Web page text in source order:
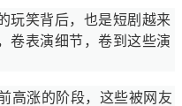
玩笑背后，也是短剧越来
卷表演细节，卷到这些演
高涨的阶段，这些被网友